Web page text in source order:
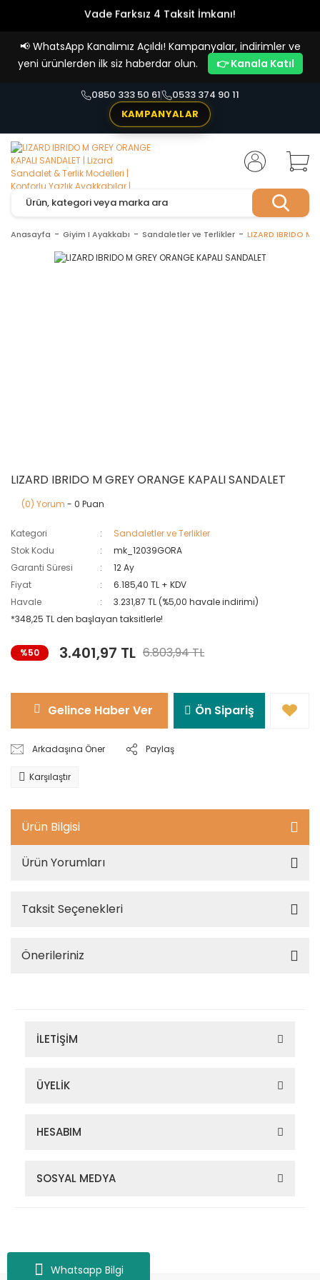
Whatsapp Bilgi
Vade Farksız 4 Taksit İmkanı!
📢 WhatsApp Kanalımız Açıldı! Kampanyalar, indirimler ve
yeni ürünlerden ilk siz haberdar olun.
👉 Kanala Katıl
0850 333 50 61
0533 374 90 11
KAMPANYALAR
Anasayfa Giyim I Ayakkabı Sandaletler ve Terlikler LIZARD IBRIDO M
LIZARD IBRIDO M GREY ORANGE KAPALI SANDALET
(0) Yorum - 0 Puan
Kategori
Sandaletler ve Terlikler
Stok Kodu
mk_12039GORA
Garanti Süresi
12 Ay
Fiyat
6.185,40 TL + KDV
Havale
3.231,87 TL (%5,00 havale indirimi)
*348,25 TL den başlayan taksitlerle!
%50 3.401,97 TL 6.803,94 TL
Gelince Haber Ver Ön Sipariş
Arkadaşına Öner Paylaş
Karşılaştır
Ürün Bilgisi
Ürün Yorumları
Taksit Seçenekleri
Önerileriniz
İLETİŞİM
ÜYELİK
HESABIM
SOSYAL MEDYA